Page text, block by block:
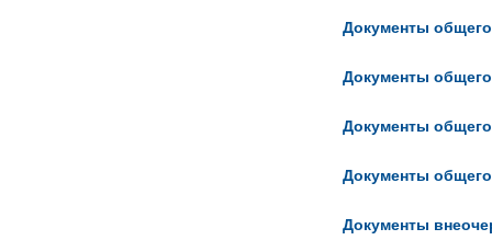
Документы
Документы
Документы
Документы
Документы